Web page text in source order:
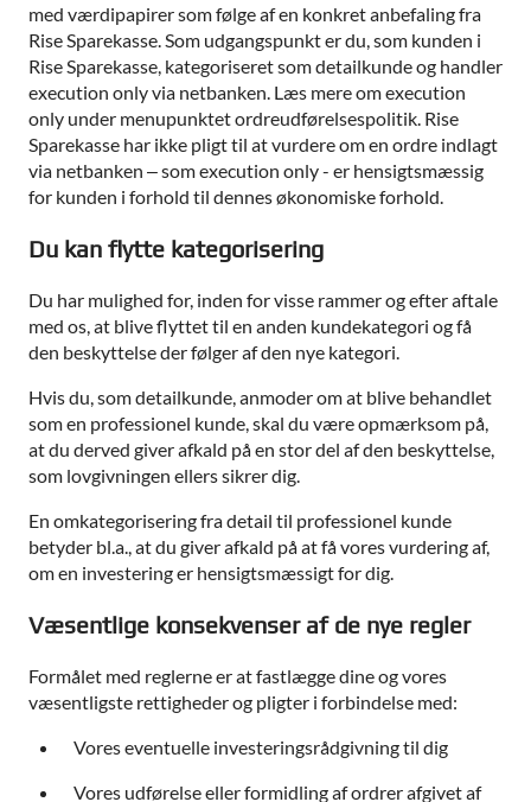
med værdipapirer som følge af en konkret anbefaling fra
Rise Sparekasse. Som udgangspunkt er du, som kunden i
Rise Sparekasse, kategoriseret som detailkunde og handler
execution only via netbanken. Læs mere om execution
only under menupunktet ordreudførelsespolitik. Rise
Sparekasse har ikke pligt til at vurdere om en ordre indlagt
via netbanken – som execution only - er hensigtsmæssig
for kunden i forhold til dennes økonomiske forhold.
Du kan flytte kategorisering
Du har mulighed for, inden for visse rammer og efter aftale
med os, at blive flyttet til en anden kundekategori og få
den beskyttelse der følger af den nye kategori.
Hvis du, som detailkunde, anmoder om at blive behandlet
som en professionel kunde, skal du være opmærksom på,
at du derved giver afkald på en stor del af den beskyttelse,
som lovgivningen ellers sikrer dig.
En omkategorisering fra detail til professionel kunde
betyder bl.a., at du giver afkald på at få vores vurdering af,
om en investering er hensigtsmæssigt for dig.
Væsentlige konsekvenser af de nye regler
Formålet med reglerne er at fastlægge dine og vores
væsentligste rettigheder og pligter i forbindelse med:
Vores eventuelle investeringsrådgivning til dig
Vores udførelse eller formidling af ordrer afgivet af